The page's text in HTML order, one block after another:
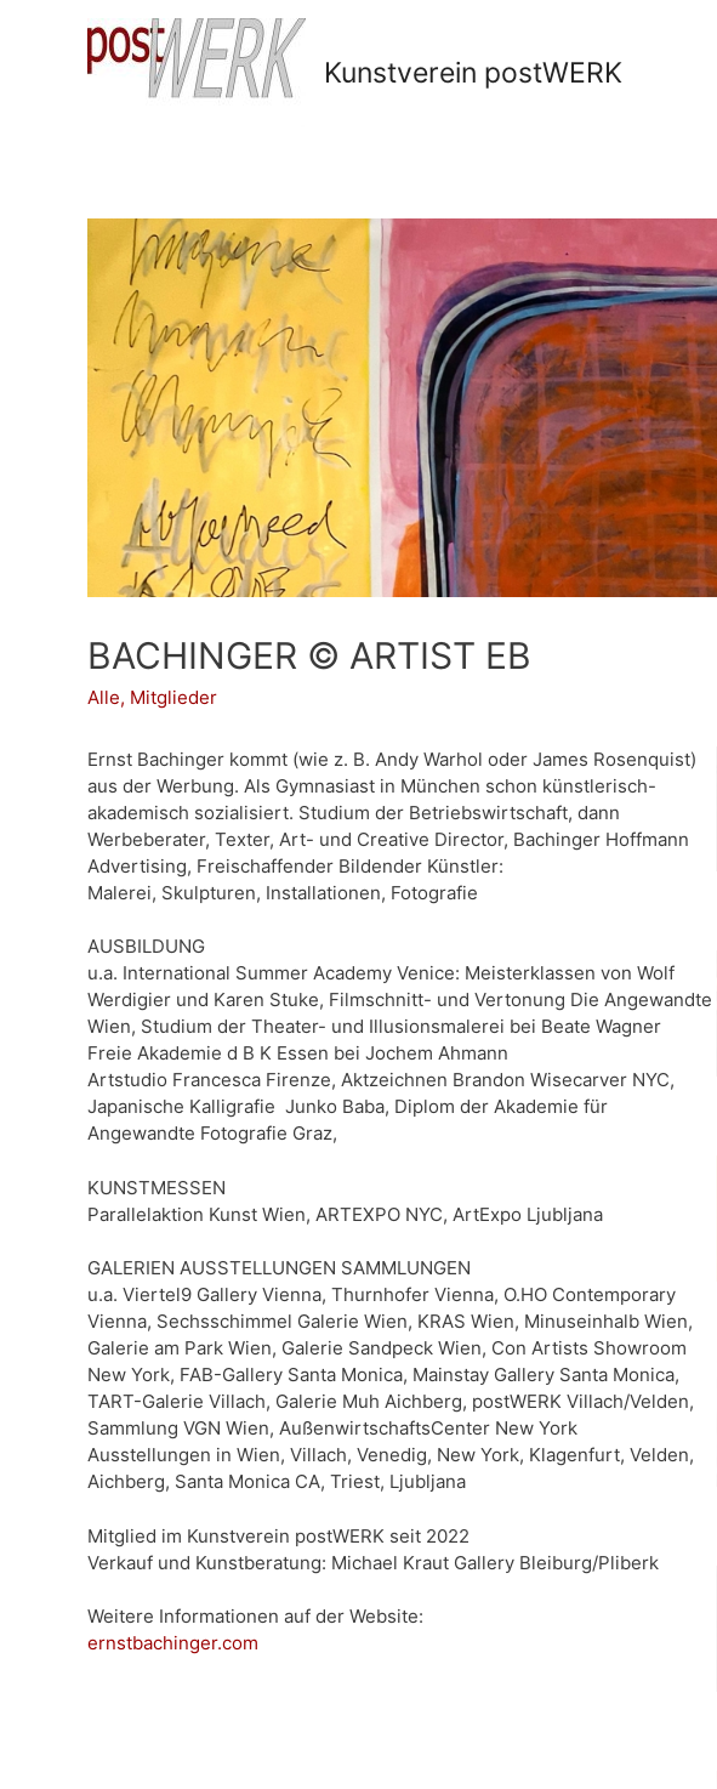
Kunstverein postWERK
BACHINGER © ARTIST EB
Alle, Mitglieder
Ernst Bachinger kommt (wie z. B. Andy Warhol oder James Rosenquist)
aus der Werbung. Als Gymnasiast in München schon künstlerisch-
akademisch sozialisiert. Studium der Betriebswirtschaft, dann
Werbeberater, Texter, Art- und Creative Director, Bachinger Hoffmann
Advertising, Freischaffender Bildender Künstler:
Malerei, Skulpturen, Installationen, Fotografie
AUSBILDUNG
u.a. International Summer Academy Venice: Meisterklassen von Wolf
Werdigier und Karen Stuke, Filmschnitt- und Vertonung Die Angewandte
Wien, Studium der Theater- und Illusionsmalerei bei Beate Wagner
Freie Akademie d B K Essen bei Jochem Ahmann
Artstudio Francesca Firenze, Aktzeichnen Brandon Wisecarver NYC,
Japanische Kalligrafie Junko Baba, Diplom der Akademie für
Angewandte Fotografie Graz,
KUNSTMESSEN
Parallelaktion Kunst Wien, ARTEXPO NYC, ArtExpo Ljubljana
GALERIEN AUSSTELLUNGEN SAMMLUNGEN
u.a. Viertel9 Gallery Vienna, Thurnhofer Vienna, O.HO Contemporary
Vienna, Sechsschimmel Galerie Wien, KRAS Wien, Minuseinhalb Wien,
Galerie am Park Wien, Galerie Sandpeck Wien, Con Artists Showroom
New York, FAB-Gallery Santa Monica, Mainstay Gallery Santa Monica,
TART-Galerie Villach, Galerie Muh Aichberg, postWERK Villach/Velden,
Sammlung VGN Wien, AußenwirtschaftsCenter New York
Ausstellungen in Wien, Villach, Venedig, New York, Klagenfurt, Velden,
Aichberg, Santa Monica CA, Triest, Ljubljana
Mitglied im Kunstverein postWERK seit 2022
Verkauf und Kunstberatung: Michael Kraut Gallery Bleiburg/Pliberk
Weitere Informationen auf der Website:
ernstbachinger.com